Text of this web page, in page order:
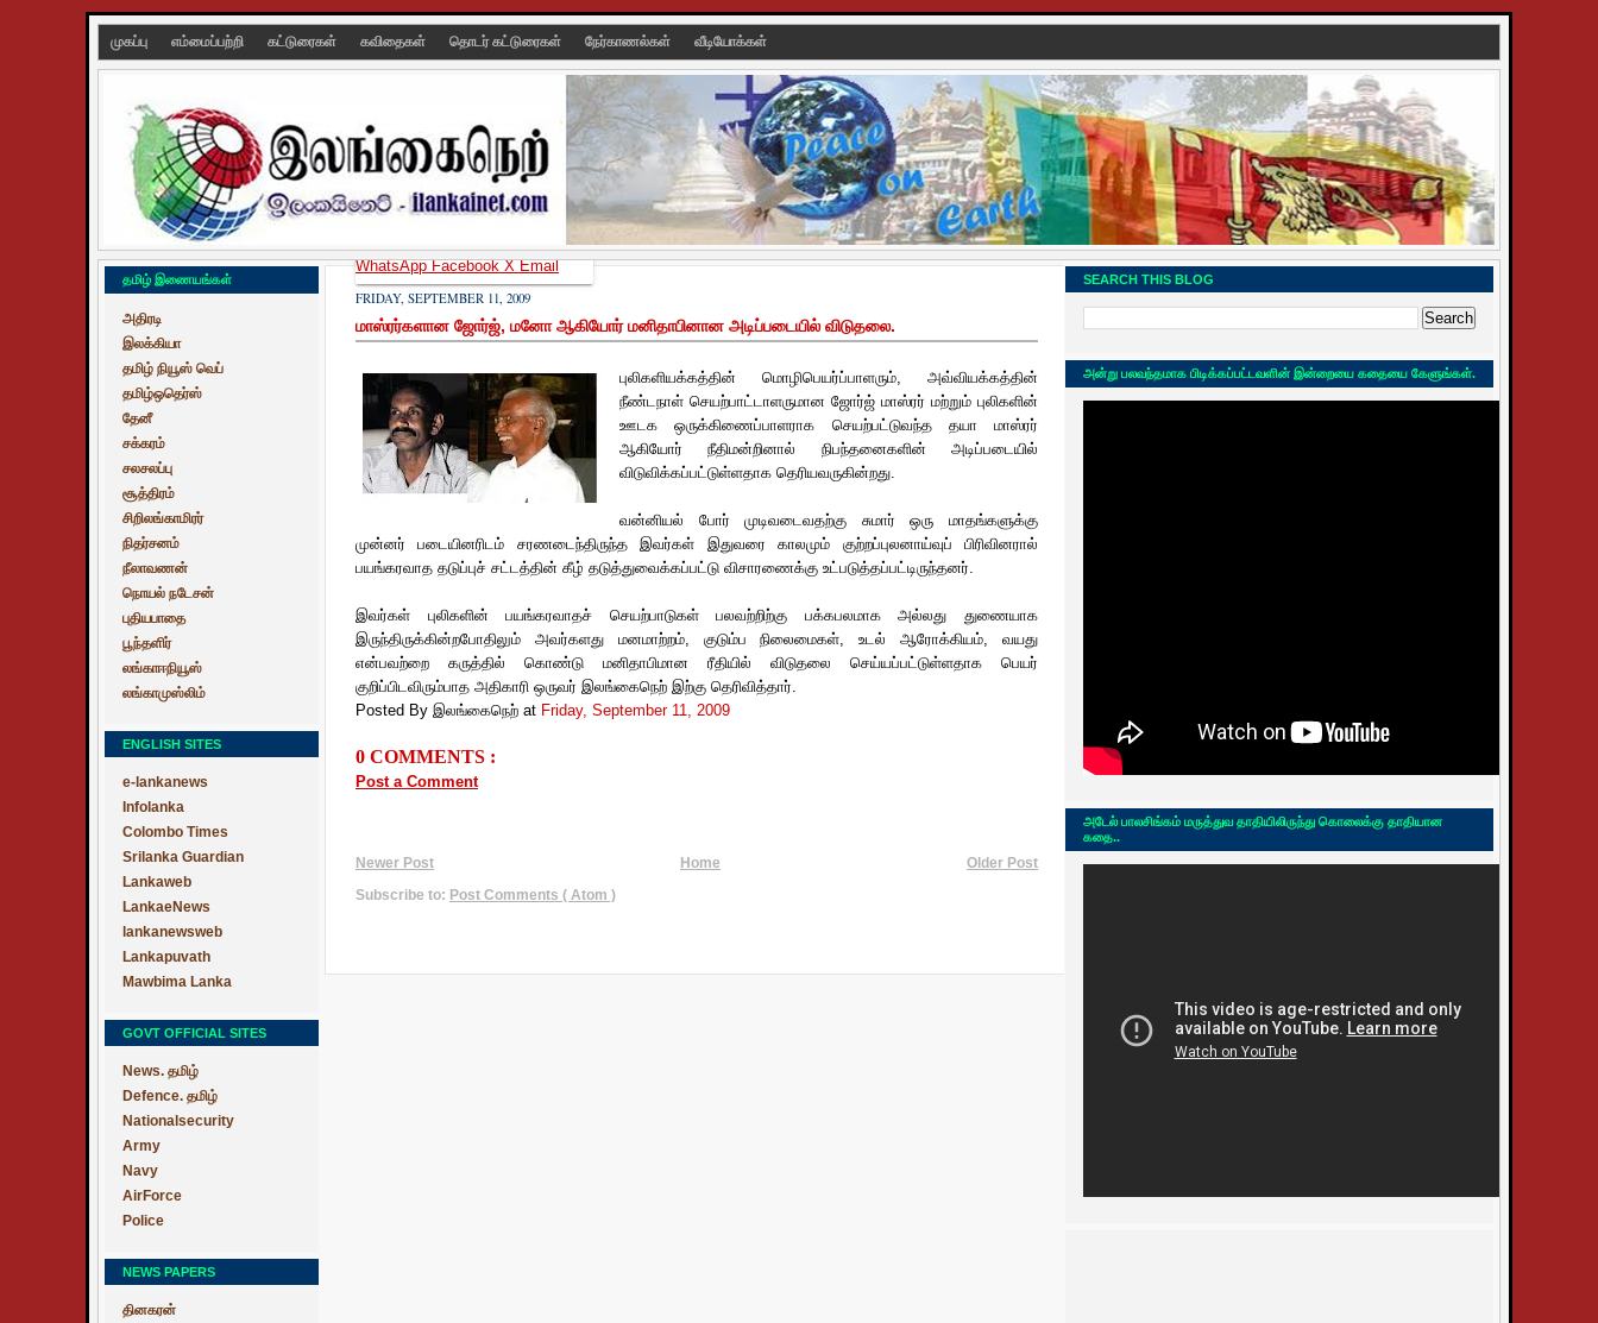
முகப்பு எம்மைப்பற்றி கட்டுரைகள் கவிதைகள் தொடர் கட்டுரைகள் நேர்காணல்கள் வீடியோக்கள்
தமிழ் இணையங்கள்
அதிரடி
இலக்கியா
தமிழ் நியூஸ் வெப்
தமிழ்ஒதெர்ஸ்
தேனீ
சக்கரம்
சலசலப்பு
சூத்திரம்
சிறிலங்காமிரர்
நிதர்சனம்
நீலாவணன்
நொயல் நடேசன்
புதியபாதை
பூந்தளிர்
லங்காஈநியூஸ்
லங்காமுஸ்லிம்
ENGLISH SITES
e-lankanews
Infolanka
Colombo Times
Srilanka Guardian
Lankaweb
LankaeNews
lankanewsweb
Lankapuvath
Mawbima Lanka
GOVT OFFICIAL SITES
News. தமிழ்
Defence. தமிழ்
Nationalsecurity
Army
Navy
AirForce
Police
NEWS PAPERS
தினகரன்
FRIDAY, SEPTEMBER 11, 2009
மாஸ்ரர்களான ஜோர்ஜ், மனோ ஆகியோர் மனிதாபினான அடிப்படையில் விடுதலை.
புலிகளியக்கத்தின் மொழிபெயர்ப்பாளரும், அவ்வியக்கத்தின்
நீண்டநாள் செயற்பாட்டாளருமான ஜோர்ஜ் மாஸ்ரர் மற்றும் புலிகளின்
ஊடக ஒருக்கிணைப்பாளராக செயற்பட்டுவந்த தயா மாஸ்ரர்
ஆகியோர் நீதிமன்றினால் நிபந்தனைகளின் அடிப்படையில்
விடுவிக்கப்பட்டுள்ளதாக தெரியவருகின்றது.
வன்னியல் போர் முடிவடைவதற்கு சுமார் ஒரு மாதங்களுக்கு
முன்னர் படையினரிடம் சரணடைந்திருந்த இவர்கள் இதுவரை காலமும் குற்றப்புலனாய்வுப் பிரிவினரால்
பயங்கரவாத தடுப்புச் சட்டத்தின் கீழ் தடுத்துவைக்கப்பட்டு விசாரணைக்கு உட்படுத்தப்பட்டிருந்தனர்.
இவர்கள் புலிகளின் பயங்கரவாதச் செயற்பாடுகள் பலவற்றிற்கு பக்கபலமாக அல்லது துணையாக
இருந்திருக்கின்றபோதிலும் அவர்களது மனமாற்றம், குடும்ப நிலைமைகள், உடல் ஆரோக்கியம், வயது
என்பவற்றை கருத்தில் கொண்டு மனிதாபிமான ரீதியில் விடுதலை செய்யப்பட்டுள்ளதாக பெயர்
குறிப்பிடவிரும்பாத அதிகாரி ஒருவர் இலங்கைநெற் இற்கு தெரிவித்தார்.
Posted By இலங்கைநெற் at Friday, September 11, 2009
0 COMMENTS :
Post a Comment
Newer Post Older Post
Home
Subscribe to: Post Comments ( Atom )
WhatsAppFacebookXEmail
SEARCH THIS BLOG
அன்று பலவந்தமாக பிடிக்கப்பட்டவளின் இன்றையை கதையை கேளுங்கள்.
அடேல் பாலசிங்கம் மருத்துவ தாதியிலிருந்து கொலைக்கு தாதியான
கதை..